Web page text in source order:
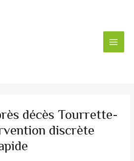
décès Tourrette-
discrète